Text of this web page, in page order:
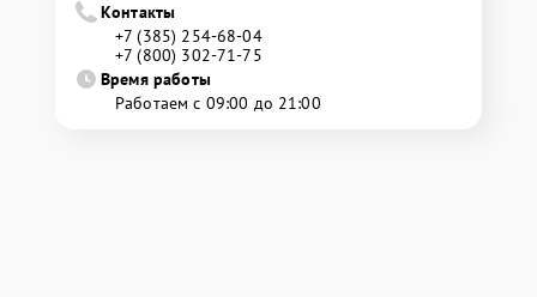
Контакты
+7 (385) 254-68-04
+7 (800) 302-71-75
Время работы
Работаем с 09:00 до 21:00